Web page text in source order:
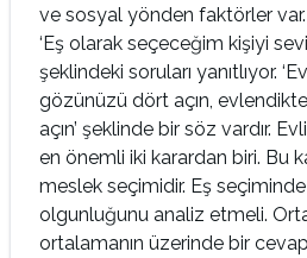
ve sosyal yönden faktörler
‘Eş olarak seçeceğim kişiyi
şeklindeki soruları yanıtlıyor.
gözünüzü dört açın,
açın’ şeklinde bir söz vardır.
en önemli iki karardan biri. Bu
meslek seçimidir. Eş
olgunluğunu analiz etmeli.
ortalamanın üzerinde bir